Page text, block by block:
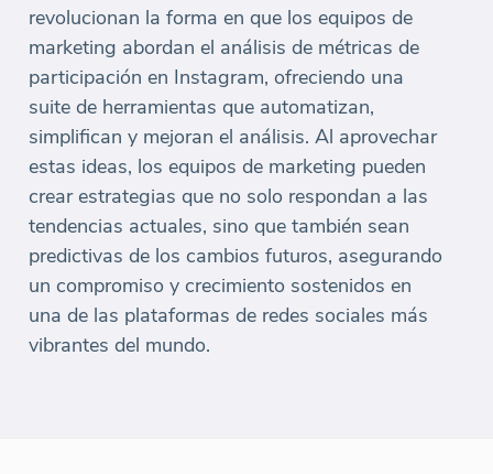
revolucionan la forma en que los equipos de
marketing abordan el análisis de métricas de
participación en Instagram, ofreciendo una
suite de herramientas que automatizan,
simplifican y mejoran el análisis. Al aprovechar
estas ideas, los equipos de marketing pueden
crear estrategias que no solo respondan a las
tendencias actuales, sino que también sean
predictivas de los cambios futuros, asegurando
un compromiso y crecimiento sostenidos en
una de las plataformas de redes sociales más
vibrantes del mundo.